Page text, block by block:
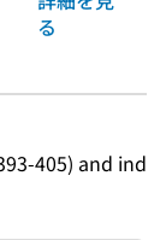
る
405) and ind